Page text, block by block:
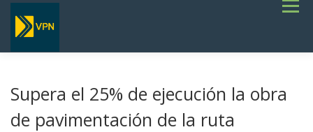
Saltar
contenido
Menú
GALERÍA
TERMINOS DE REFERENCIA GENERALES- OBRAS VIALES
Supera el 25% de ejecución la obra
de pavimentación de la ruta